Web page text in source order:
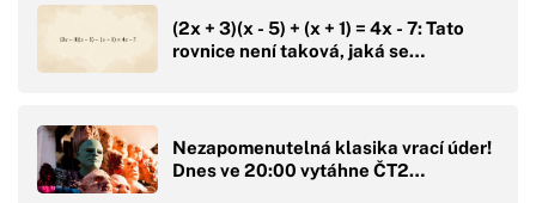
(2x + 3)(x - 5) + (x + 1) = 4x - 7: Tato
rovnice není taková, jaká se…
Nezapomenutelná klasika vrací úder!
Dnes ve 20:00 vytáhne ČT2…